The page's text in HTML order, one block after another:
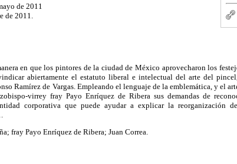
de 2011
de 2011.
en que los pintores de la ciudad de México aprovecharon los
abiertamente el estatuto liberal e intelectual del arte del
Ramírez de Vargas. Empleando el lenguaje de la emblemática, y el
virrey fray Payo Enríquez de Ribera sus demandas de
corporativa que puede ayudar a explicar la reorganización
fray Payo Enríquez de Ribera; Juan Correa.